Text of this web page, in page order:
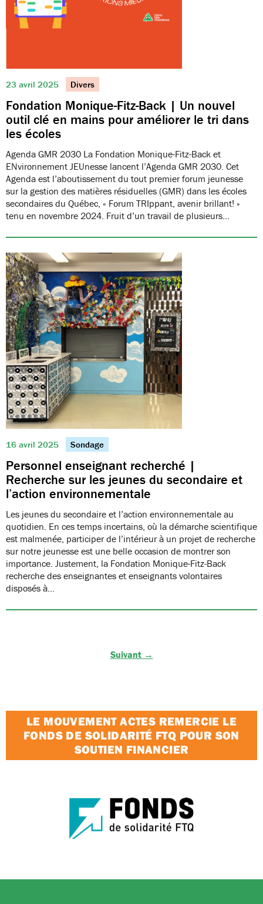
23 avril 2025 Divers
Fondation Monique-Fitz-Back | Un nouvel
outil clé en mains pour améliorer le tri dans
les écoles
Agenda GMR 2030 La Fondation Monique-Fitz-Back et
ENvironnement JEUnesse lancent l’Agenda GMR 2030. Cet
Agenda est l’aboutissement du tout premier forum jeunesse
sur la gestion des matières résiduelles (GMR) dans les écoles
secondaires du Québec, « Forum TRIppant, avenir brillant! »
tenu en novembre 2024. Fruit d’un travail de plusieurs…
16 avril 2025 Sondage
Personnel enseignant recherché |
Recherche sur les jeunes du secondaire et
l’action environnementale
Les jeunes du secondaire et l’action environnementale au
quotidien. En ces temps incertains, où la démarche scientifique
est malmenée, participer de l’intérieur à un projet de recherche
sur notre jeunesse est une belle occasion de montrer son
importance. Justement, la Fondation Monique-Fitz-Back
recherche des enseignantes et enseignants volontaires
disposés à…
Suivant →
LE MOUVEMENT ACTES REMERCIE LE
FONDS DE SOLIDARITÉ FTQ POUR SON
SOUTIEN FINANCIER